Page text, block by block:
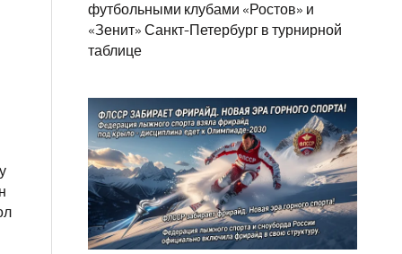
футбольными клубами «Ростов» и
«Зенит» Санкт-Петербург в турнирной
таблице